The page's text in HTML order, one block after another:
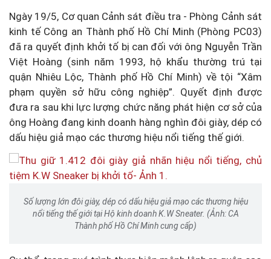
Ngày 19/5, Cơ quan Cảnh sát điều tra - Phòng Cảnh sát
kinh tế Công an Thành phố Hồ Chí Minh (Phòng PC03)
đã ra quyết định khởi tố bị can đối với ông Nguyễn Trần
Việt Hoàng (sinh năm 1993, hộ khẩu thường trú tại
quận Nhiêu Lộc, Thành phố Hồ Chí Minh) về tội “Xâm
phạm quyền sở hữu công nghiệp”. Quyết định được
đưa ra sau khi lực lượng chức năng phát hiện cơ sở của
ông Hoàng đang kinh doanh hàng nghìn đôi giày, dép có
dấu hiệu giả mạo các thương hiệu nổi tiếng thế giới.
Số lượng lớn đôi giày, dép có dấu hiệu giả mạo các thương hiệu
nổi tiếng thế giới tại Hộ kinh doanh K.W Sneater. (Ảnh: CA
Thành phố Hồ Chí Minh cung cấp)